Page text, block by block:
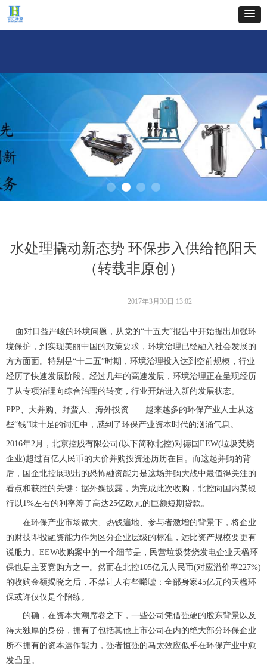
水处理撬动新态势 环保步入供给艳阳天
（转载非原创）
面对日益严峻的环境问题，从党的“十五大”报告中开始提出加强环
境保护，到实现美丽中国的政策要求，环境治理已经融入社会发展的
方方面面。特别是“十二五”时期，环境治理投入达到空前规模，行业
经历了快速发展阶段。经过几年的高速发展，环境治理正在呈现经历
了从专项治理向综合治理的转变，行业开始进入新的发展状态。
PPP、大并购、野蛮人、海外投资……越来越多的环保产业人士从这
些“钱”味十足的词汇中，感到了环保产业资本时代的汹涌气息。
2016年2月，北京控股有限公司(以下简称北控)对德国EEW(垃圾焚烧
企业)超过百亿人民币的天价并购投资还历历在目。而这起并购的背
后，国企北控展现出的恐怖融资能力是这场并购大战中最值得关注的
看点和获胜的关键：据外媒披露，为完成此次收购，北控向国内某银
行以1%左右的利率筹了高达25亿欧元的巨额短期贷款。
在环保产业市场做大、热钱遍地、参与者激增的背景下，将企业
的财技即投融资能力作为区分企业层级的标准，远比资产规模要更有
说服力。 EEW收购案中的一个细节是，民营垃圾焚烧发电企业天楹环
保也是主要竞购方之一。然而在北控105亿元人民币(对应溢价率227%)
的收购金额揭晓之后，不禁让人有些唏嘘：全部身家45亿元的天楹环
保或许仅仅是个陪练。
的确，在资本大潮席卷之下，一些公司凭借强硬的股东背景以及
得天独厚的身份，拥有了包括其他上市公司在内的绝大部分环保企业
所不拥有的资本运作能力，强者恒强的马太效应似乎在环保产业中愈
发凸显。
2017年3月30日 13:02